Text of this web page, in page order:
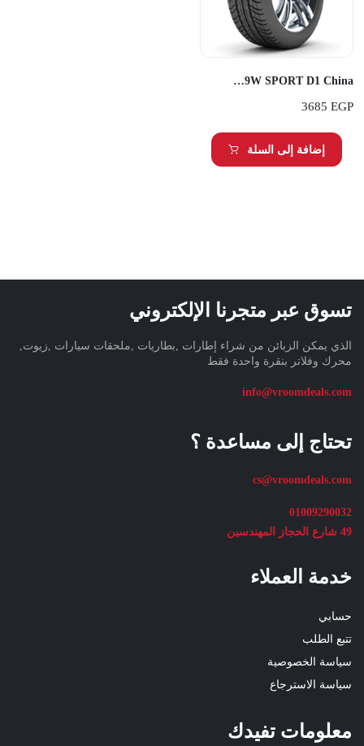
Transmate 245/45ZR17 99W SPORT D1 China
3685 EGP
إضافة إلى السلة
تسوق عبر متجرنا الإلكتروني
الذي يمكن الزبائن من شراء إطارات ,بطاريات ,ملحقات سيارات ,زيوت,
محرك وفلاتر بنقرة واحدة فقط
info@vroomdeals.com
تحتاج إلى مساعدة ؟
cs@vroomdeals.com
01009290032
49 شارع الحجاز المهندسين
خدمة العملاء
حسابي
تتبع الطلب
سياسة الخصوصية
سياسة الاسترجاع
معلومات تفيدك